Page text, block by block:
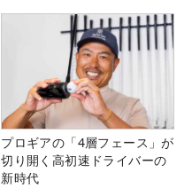
プロギアの「4層フェース」が
切り開く高初速ドライバーの
新時代